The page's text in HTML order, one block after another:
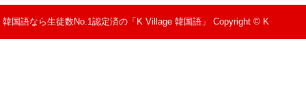
韓国語なら生徒数No.1認定済の「K Village 韓国語」 Copyright © K